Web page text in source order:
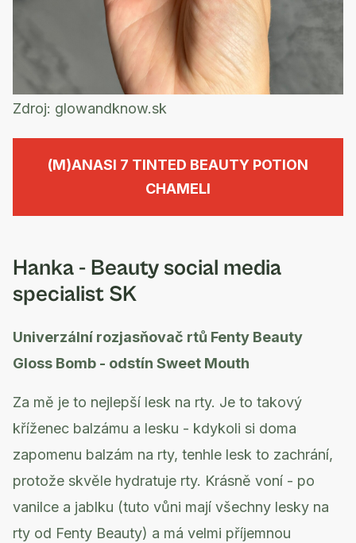
Zdroj: glowandknow.sk
(M)ANASI 7 TINTED BEAUTY POTION
CHAMELI
Hanka - Beauty social media
specialist SK
Univerzální rozjasňovač rtů Fenty Beauty
Gloss Bomb - odstín Sweet Mouth
Za mě je to nejlepší lesk na rty. Je to takový
kříženec balzámu a lesku - kdykoli si doma
zapomenu balzám na rty, tenhle lesk to zachrání,
protože skvěle hydratuje rty. Krásně voní - po
vanilce a jablku (tuto vůni mají všechny lesky na
rty od Fenty Beauty) a má velmi příjemnou